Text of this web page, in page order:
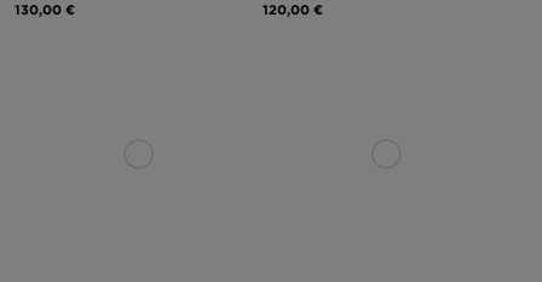
130,00 € 120,00 €